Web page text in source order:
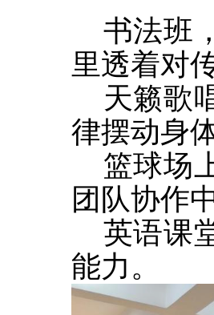
书法班
里透着对
天籁歌
律摆动身
篮球场
团队协作
英语课
能力。